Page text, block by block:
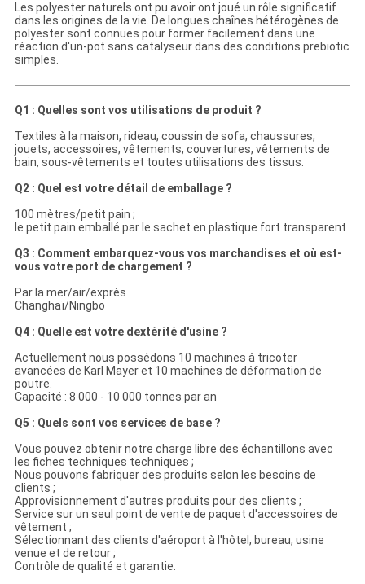
Les polyester naturels ont pu avoir ont joué un rôle significatif
dans les origines de la vie. De longues chaînes hétérogènes de
polyester sont connues pour former facilement dans une
réaction d'un-pot sans catalyseur dans des conditions prebiotic
simples.
Q1 : Quelles sont vos utilisations de produit ?
Textiles à la maison, rideau, coussin de sofa, chaussures,
jouets, accessoires, vêtements, couvertures, vêtements de
bain, sous-vêtements et toutes utilisations des tissus.
Q2 : Quel est votre détail de emballage ?
100 mètres/petit pain ;
le petit pain emballé par le sachet en plastique fort transparent
Q3 : Comment embarquez-vous vos marchandises et où est-
vous votre port de chargement ?
Par la mer/air/exprès
Changhaï/Ningbo
Q4 : Quelle est votre dextérité d'usine ?
Actuellement nous possédons 10 machines à tricoter
avancées de Karl Mayer et 10 machines de déformation de
poutre.
Capacité : 8 000 - 10 000 tonnes par an
Q5 : Quels sont vos services de base ?
Vous pouvez obtenir notre charge libre des échantillons avec
les fiches techniques techniques ;
Nous pouvons fabriquer des produits selon les besoins de
clients ;
Approvisionnement d'autres produits pour des clients ;
Service sur un seul point de vente de paquet d'accessoires de
vêtement ;
Sélectionnant des clients d'aéroport à l'hôtel, bureau, usine
venue et de retour ;
Contrôle de qualité et garantie.